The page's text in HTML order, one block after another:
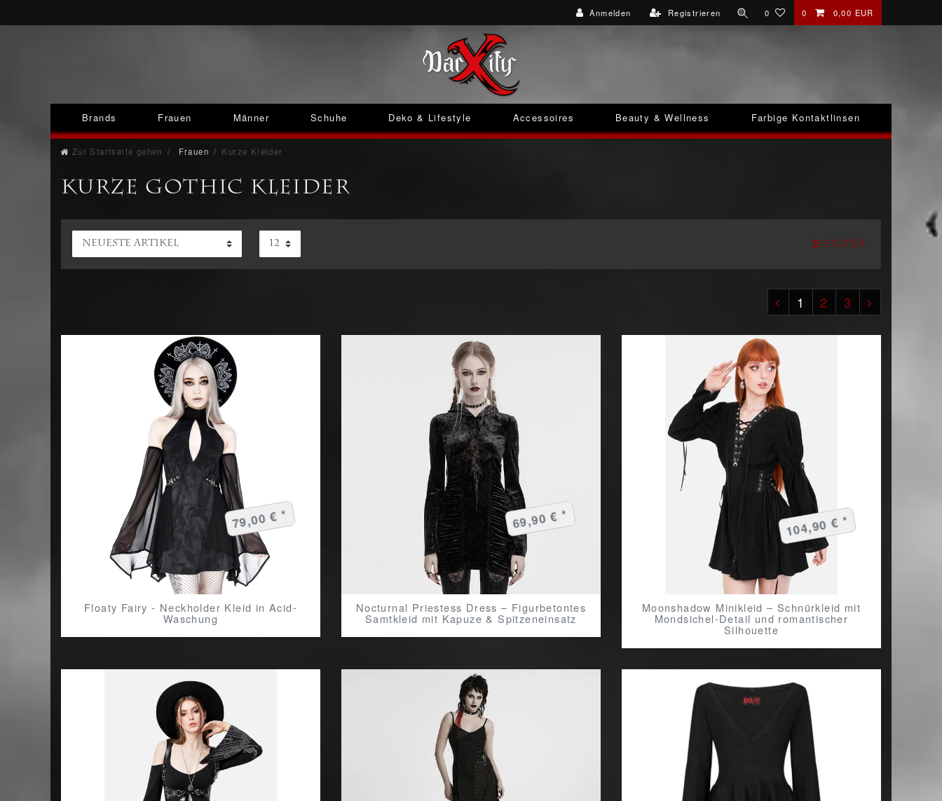
Anmelden Registrieren 0 0 0,00 EUR
Brands Frauen Männer Schuhe Deko & Lifestyle Accessoires Beauty & Wellness Farbige Kontaktlinsen
Zur Startseite gehen Frauen Kurze Kleider
Kurze Gothic Kleider
Filter
1 2 3
Floaty Fairy - Neckholder Kleid in Acid-
Waschung
79,00 € *
Nocturnal Priestess Dress – Figurbetontes
Samtkleid mit Kapuze & Spitzeneinsatz
69,90 € *
Moonshadow Minikleid – Schnürkleid mit
Mondsichel-Detail und romantischer
Silhouette
104,90 € *